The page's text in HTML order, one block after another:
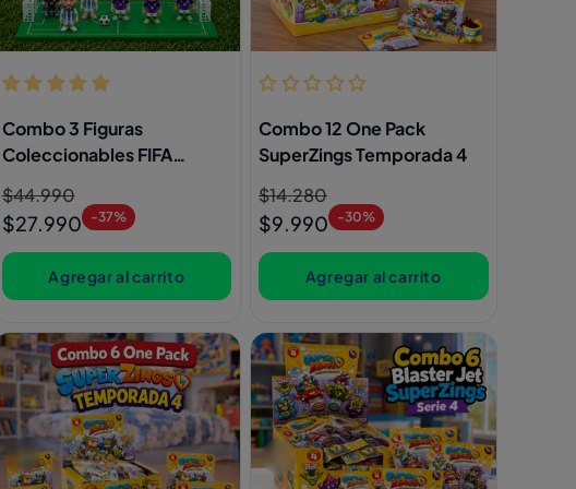
Combo 3 Figuras
Coleccionables FIFA
Serie 1
Precio
habitual
$44.990
Precio
de
oferta
$27.990 -37%
Agregar al carrito
Combo 12 One Pack
SuperZings Temporada 4
Precio
habitual
$14.280
Precio
de
oferta
$9.990 -30%
Agregar al carrito